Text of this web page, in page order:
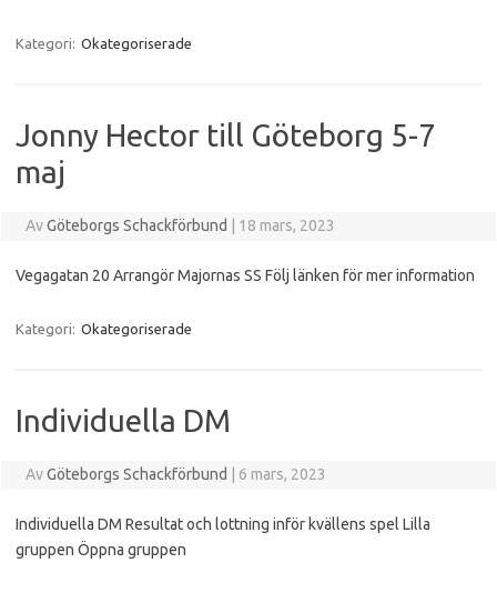
Kategori: Okategoriserade
Jonny Hector till Göteborg 5-7
maj
AvGöteborgs Schackförbund 18 mars, 2023
Vegagatan 20 Arrangör Majornas SS Följ länken för mer information
Kategori: Okategoriserade
Individuella DM
AvGöteborgs Schackförbund 6 mars, 2023
Individuella DM Resultat och lottning inför kvällens spel Lilla
gruppen Öppna gruppen